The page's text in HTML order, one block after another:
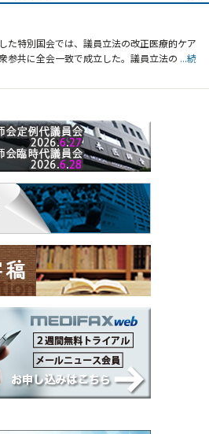
た特別国会では、議員立法の改正医療的ケア
参共に全会一致で成立した。議員立法の ...続